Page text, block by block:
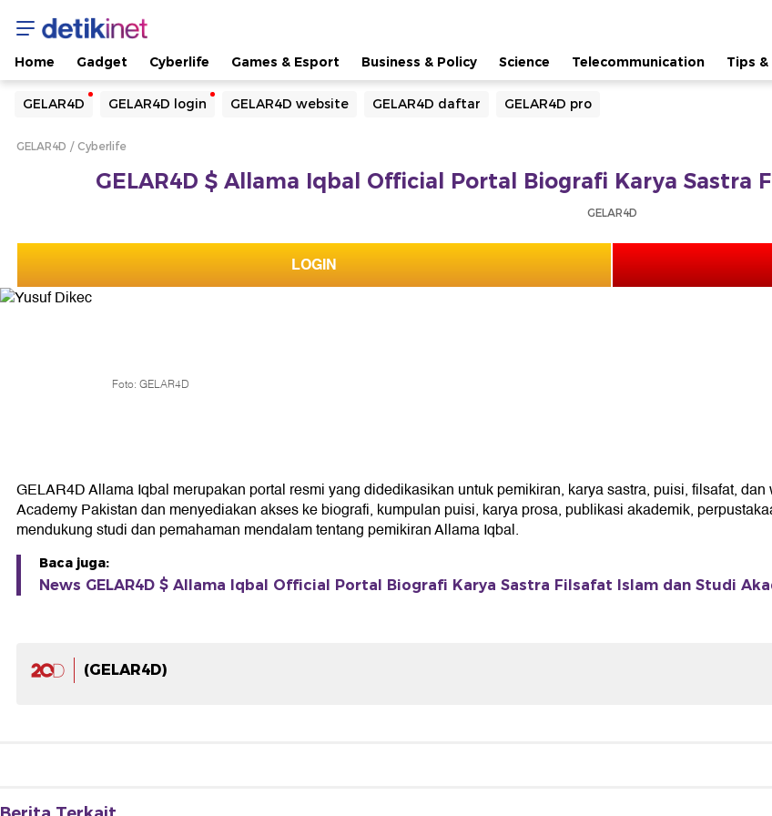
Home Gadget Cyberlife Games & Esport Business & Policy Science Telecommunication Tips
GELAR4D GELAR4D login GELAR4D website GELAR4D daftar GELAR4D pro
Yang sedang ramai dicari
Loading...
GELAR4D Cyberlife
GELAR4D $ Allama Iqbal Official Portal Biografi Karya Sastra
GELAR4D
LOGIN
Foto: GELAR4D
GELAR4D Allama Iqbal merupakan portal resmi yang didedikasikan untuk pemikiran, karya sastra, puisi, filsafat,
Academy Pakistan dan menyediakan akses ke biografi, kumpulan puisi, karya prosa, publikasi akademik,
mendukung studi dan pemahaman mendalam tentang pemikiran Allama Iqbal.
Baca juga:
News GELAR4D $ Allama Iqbal Official Portal Biografi Karya Sastra Filsafat Islam dan Studi
(GELAR4D)